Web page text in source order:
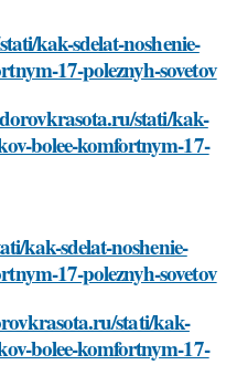
kak-sdelat-noshenie-
17-poleznyh-sovetov
stati/kak-
bolee-komfortnym-17-
kak-sdelat-noshenie-
17-poleznyh-sovetov
stati/kak-
bolee-komfortnym-17-